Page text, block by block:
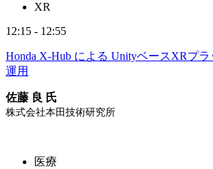
XR
12:15 - 12:55
Honda X-Hub による UnityベースXRプ
運用
佐藤 良 氏
株式会社本田技術研究所
医療